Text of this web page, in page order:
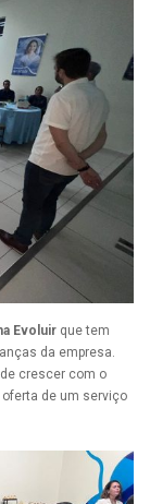
Evoluir que tem
da empresa.
crescer com o
de um serviço